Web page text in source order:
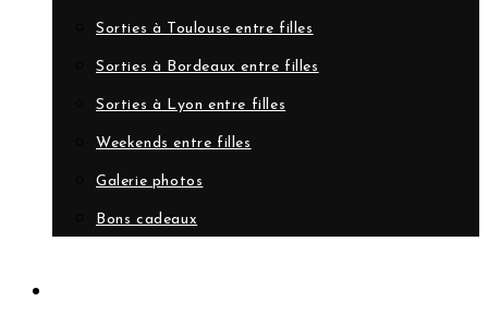
Sorties à Toulouse entre filles
Sorties à Bordeaux entre filles
Sorties à Lyon entre filles
Weekends entre filles
Galerie photos
Bons cadeaux